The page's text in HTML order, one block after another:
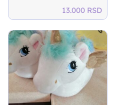
13.000 RSD